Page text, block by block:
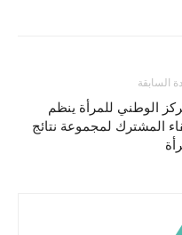
السابقة
الوطني للمرأة ينظم
المشترك لمجموعة نتائج